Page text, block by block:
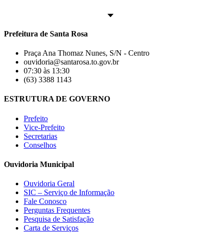
Prefeitura de Santa Rosa
Praça Ana Thomaz Nunes, S/N - Centro
ouvidoria@santarosa.to.gov.br
07:30 às 13:30
(63) 3388 1143
ESTRUTURA DE GOVERNO
Prefeito
Vice-Prefeito
Secretarias
Conselhos
Ouvidoria Municipal
Ouvidoria Geral
SIC – Serviço de Informação
Fale Conosco
Perguntas Frequentes
Pesquisa de Satisfação
Carta de Serviços